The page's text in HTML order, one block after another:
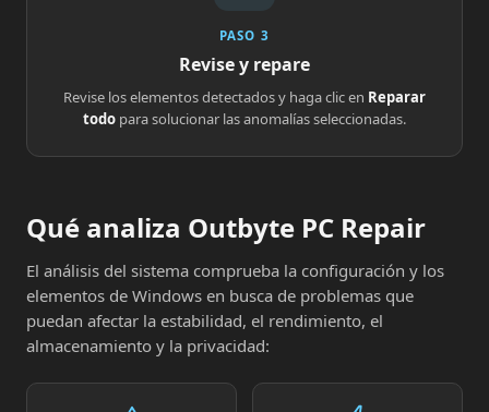
PASO 3
Revise y repare
Revise los elementos detectados y haga clic en Reparar
todo para solucionar las anomalías seleccionadas.
Qué analiza Outbyte PC Repair
El análisis del sistema comprueba la configuración y los
elementos de Windows en busca de problemas que
puedan afectar la estabilidad, el rendimiento, el
almacenamiento y la privacidad: